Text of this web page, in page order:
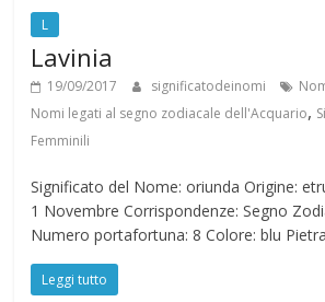
L
Lavinia
19/09/2017 significatodeinomi
Nomi legati al segno zodiacale dell'Acquario,
Femminili
Significato del Nome: oriunda Origine:
1 Novembre Corrispondenze: Segno
Numero portafortuna: 8 Colore: blu
Leggi tutto